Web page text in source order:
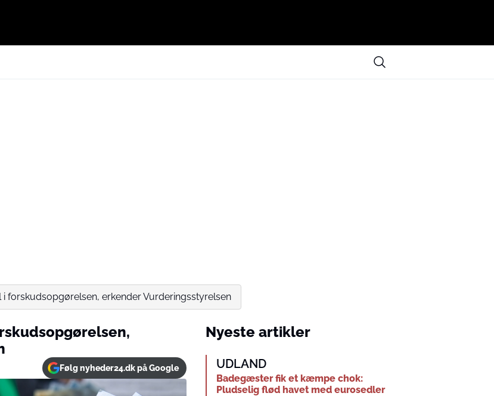
forskudsopgørelsen, erkender Vurderingsstyrelsen
Følg nyheder24.dk på Google
Nyeste artikler
UDLAND
Badegæster fik et kæmpe chok:
Pludselig flød havet med eurosedler